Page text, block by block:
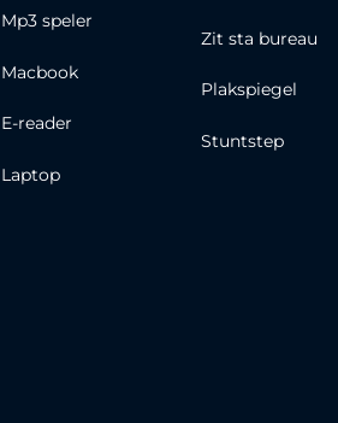
Mp3 speler
Macbook
E-reader
Laptop
Zit sta bureau
Plakspiegel
Stuntstep